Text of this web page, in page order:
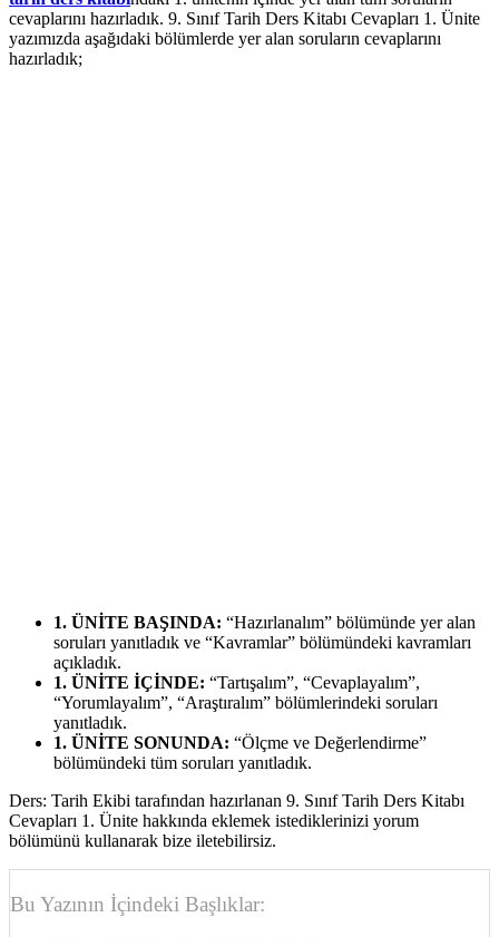
cevaplarını hazırladık. 9. Sınıf Tarih Ders Kitabı Cevapları 1. Ünite
yazımızda aşağıdaki bölümlerde yer alan soruların cevaplarını
hazırladık;
1. ÜNİTE BAŞINDA: “Hazırlanalım” bölümünde yer alan
soruları yanıtladık ve “Kavramlar” bölümündeki kavramları
açıkladık.
1. ÜNİTE İÇİNDE: “Tartışalım”, “Cevaplayalım”,
“Yorumlayalım”, “Araştıralım” bölümlerindeki soruları
yanıtladık.
1. ÜNİTE SONUNDA: “Ölçme ve Değerlendirme”
bölümündeki tüm soruları yanıtladık.
Ders: Tarih Ekibi tarafından hazırlanan 9. Sınıf Tarih Ders Kitabı
Cevapları 1. Ünite hakkında eklemek istediklerinizi yorum
bölümünü kullanarak bize iletebilirsiz.
Bu Yazının İçindeki Başlıklar: